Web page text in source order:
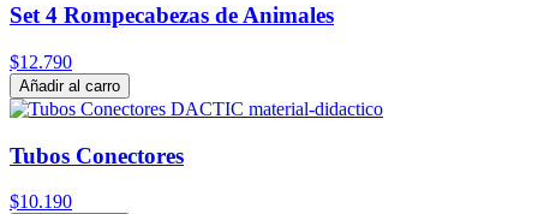
Set 4 Rompecabezas de Animales
$12.790
Añadir al carro
Tubos Conectores
$10.190